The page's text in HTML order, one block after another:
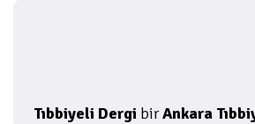
Tıbbiyeli Dergi birAnkara